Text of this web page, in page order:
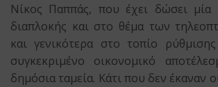
Νίκος Παππάς, που έχει δώσει μία
διαπλοκής και στο θέμα των
και γενικότερα στο τοπίο
συγκεκριμένο οικονομικό
δημόσια ταμεία. Κάτι που δεν έκαναν